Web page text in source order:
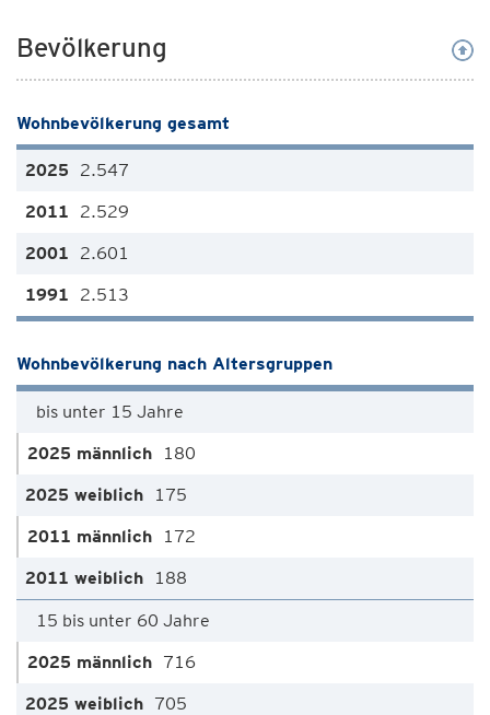
Bevölkerung
Wohnbevölkerung gesamt
2.547
2.529
2.601
2.513
Wohnbevölkerung nach Altersgruppen
bis unter 15 Jahre
180
175
172
188
15 bis unter 60 Jahre
716
705